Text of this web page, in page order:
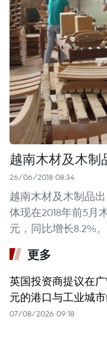
越南木材及木制
26/06/2018 08:34
越南木材及木制品
体现在2018年前5月
元，同比增长8.2%。
更多
英国投资商提议在
元的港口与工业城
07/08/2026 09:18